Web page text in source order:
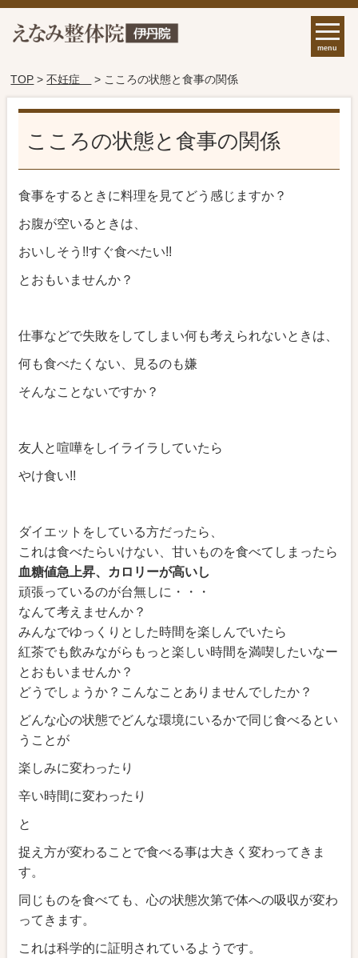
menu
TOP >不妊症 > こころの状態と食事の関係
こころの状態と食事の関係
食事をするときに料理を見てどう感じますか？
お腹が空いるときは、
おいしそう!!すぐ食べたい!!
とおもいませんか？
仕事などで失敗をしてしまい何も考えられないときは、
何も食べたくない、見るのも嫌
そんなことないですか？
友人と喧嘩をしイライラしていたら
やけ食い!!
ダイエットをしている方だったら、
これは食べたらいけない、甘いものを食べてしまったら
血糖値急上昇、カロリーが高いし
頑張っているのが台無しに・・・
なんて考えませんか？
みんなでゆっくりとした時間を楽しんでいたら
紅茶でも飲みながらもっと楽しい時間を満喫したいなー
とおもいませんか？
どうでしょうか？こんなことありませんでしたか？
どんな心の状態でどんな環境にいるかで同じ食べるとい
うことが
楽しみに変わったり
辛い時間に変わったり
と
捉え方が変わることで食べる事は大きく変わってきま
す。
同じものを食べても、心の状態次第で体への吸収が変わ
ってきます。
これは科学的に証明されているようです。